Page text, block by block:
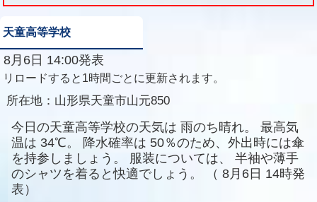
天童高等学校
8月6日 14:00発表
リロードすると1時間ごとに更新されます。
所在地： 山形県天童市山元850
今日の天童高等学校の天気は 雨のち晴れ。
最高気
温は 34℃。 降水確率は 50％のため、外出時には傘
を持参しましょう。
服装については、
半袖や薄手
のシャツを着ると快適でしょう。
（ 8月6日 14時発
表）